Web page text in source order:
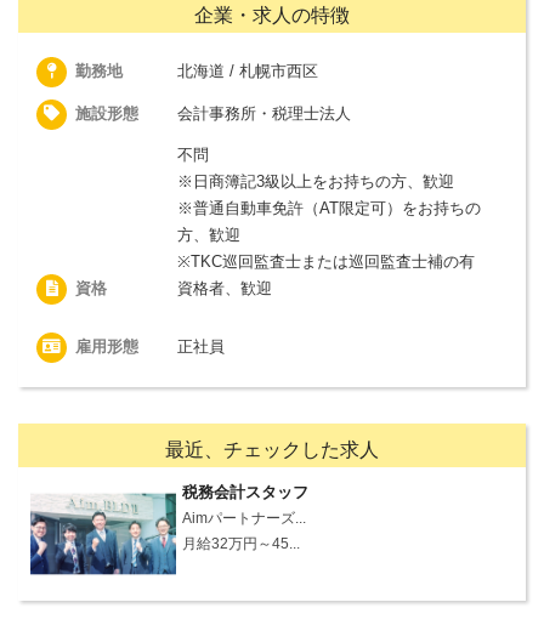
企業・求人の特徴
勤務地 北海道 / 札幌市西区
施設形態 会計事務所・税理士法人
資格
不問
※日商簿記3級以上をお持ちの方、歓迎
※普通自動車免許（AT限定可）をお持ちの
方、歓迎
※TKC巡回監査士または巡回監査士補の有
資格者、歓迎
雇用形態 正社員
最近、チェックした求人
税務会計スタッフ
Aimパートナーズ...
月給32万円～45...